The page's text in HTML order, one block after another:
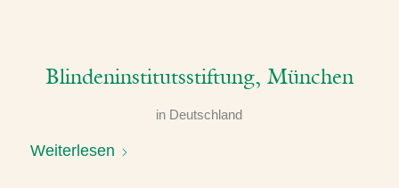
Blindeninstitutsstiftung, München
in Deutschland
Weiterlesen